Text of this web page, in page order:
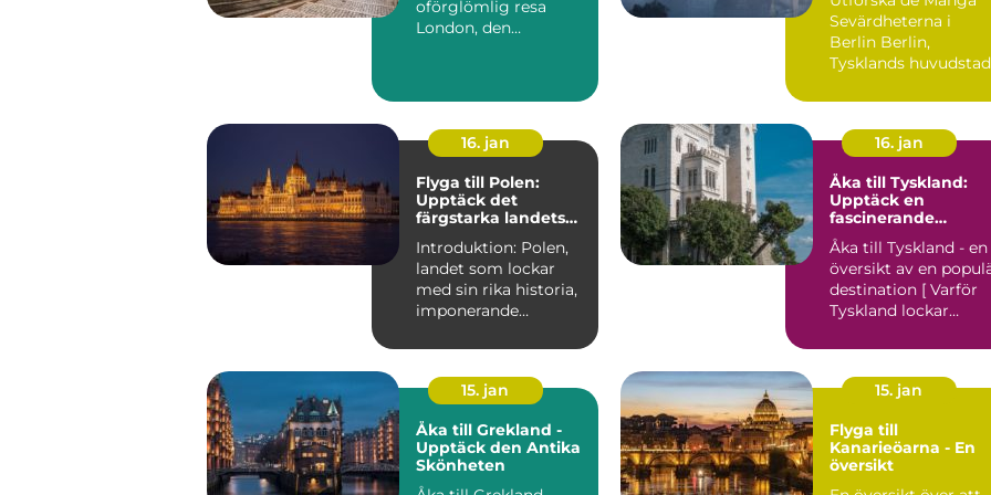
oförglömlig resa
London, den
Sevärdheterna i
Berlin Berlin,
Tysklands huvudstad
metropol, er...
16. jan
Flyga till Polen:
Upptäck det
färgstarka landets
Introduktion: Polen,
landet som lockar
med sin rika historia,
imponerande
natursköna ...
16. jan
Åka till Tyskland:
Upptäck en
fascinerande
destination i hjärtat
av Europa
Åka till Tyskland - en
översikt av en
destination [ Varför
Tyskland lockar
15. jan
Åka till Grekland -
Upptäck den Antika
Skönheten
15. jan
Flyga till
Kanarieöarna - En
översikt